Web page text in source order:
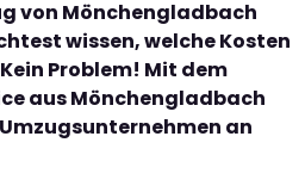
von Mönchengladbach
wissen, welche Kosten
Problem! Mit dem
aus Mönchengladbach
an